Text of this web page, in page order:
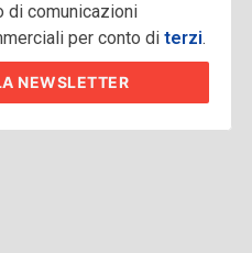
di comunicazioni
per conto diterzi.
NEWSLETTER